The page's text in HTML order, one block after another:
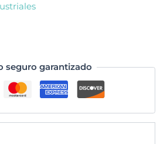
seguro garantizado